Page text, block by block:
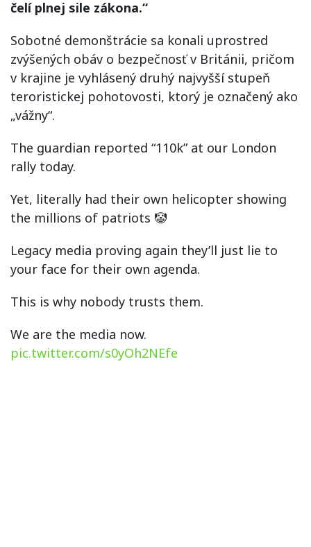
čelí plnej sile zákona.“
Sobotné demonštrácie sa konali uprostred
zvýšených obáv o bezpečnosť v Británii, pričom
v krajine je vyhlásený druhý najvyšší stupeň
teroristickej pohotovosti, ktorý je označený ako
„vážny“.
The guardian reported “110k” at our London
rally today.
Yet, literally had their own helicopter showing
the millions of patriots 🤡
Legacy media proving again they’ll just lie to
your face for their own agenda.
This is why nobody trusts them.
We are the media now.
pic.twitter.com/s0yOh2NEfe